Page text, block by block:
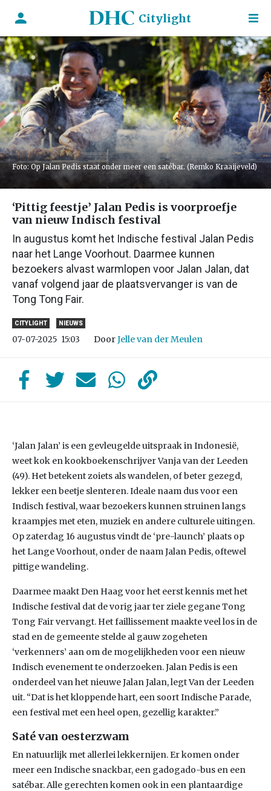
Citylight
Foto: Op Jalan Pedis staat onder meer een satébar. (Remko Kraaijeveld)
‘Pittig feestje’ Jalan Pedis is voorproefje
van nieuw Indisch festival
In augustus komt het Indische festival Jalan Pedis
naar het Lange Voorhout. Daarmee kunnen
bezoekers alvast warmlopen voor Jalan Jalan, dat
vanaf volgend jaar de plaatsvervanger is van de
Tong Tong Fair.
CITYLIGHT NIEUWS
07-07-2025 15:03 DoorJelle van der Meulen
‘Jalan Jalan’ is een gevleugelde uitspraak in Indonesië,
weet kok en kookboekenschrijver Vanja van der Leeden
(49). Het betekent zoiets als wandelen, of beter gezegd,
lekker een beetje slenteren. Ideale naam dus voor een
Indisch festival, waar bezoekers kunnen struinen langs
kraampjes met eten, muziek en andere culturele uitingen.
Op zaterdag 16 augustus vindt de ‘pre-launch’ plaats op
het Lange Voorhout, onder de naam Jalan Pedis, oftewel
pittige wandeling.
Daarmee maakt Den Haag voor het eerst kennis met het
Indische festival dat de vorig jaar ter ziele gegane Tong
Tong Fair vervangt. Het faillissement maakte veel los in de
stad en de gemeente stelde al gauw zogeheten
‘verkenners’ aan om de mogelijkheden voor een nieuw
Indisch evenement te onderzoeken. Jalan Pedis is een
onderdeel van het nieuwe Jalan Jalan, legt Van der Leeden
uit. “Dat is het kloppende hart, een soort Indische Parade,
een festival met een heel open, gezellig karakter.”
Saté van oesterzwam
En natuurlijk met allerlei lekkernijen. Er komen onder
meer een Indische snackbar, een gadogado-bus en een
satébar. Alle gerechten komen ook in een plantaardige